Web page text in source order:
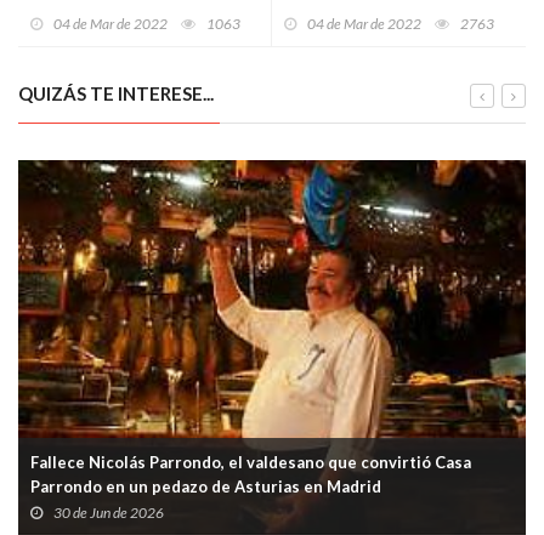
04 de Mar de 2022 1063 04 de Mar de 2022 2763
QUIZÁS TE INTERESE...
Fallece Nicolás Parrondo, el valdesano que convirtió Casa
Parrondo en un pedazo de Asturias en Madrid
30 de Jun de 2026